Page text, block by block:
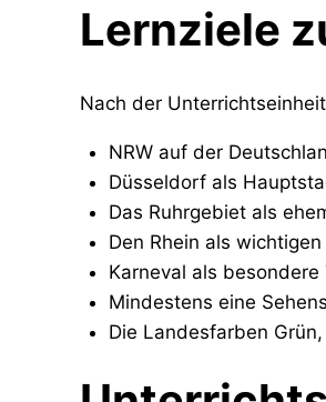
Lernziele
Nach der
NRW auf der
Düsseldorf als
Das Ruhrgebiet als
Den Rhein als
Karneval als
Mindestens eine
Die Landesfarben